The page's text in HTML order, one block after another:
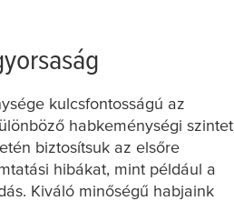
kulcsfontosságú az
habkeménységi szintet
biztosítsuk az elsőre
hibákat, mint például a
Kiváló minőségű habjaink